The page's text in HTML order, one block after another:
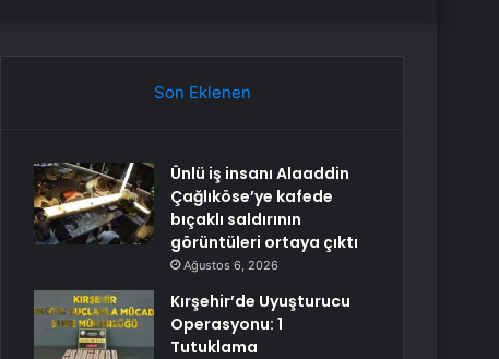
Son Eklenen
Ünlü iş insanı Alaaddin
Çağlıköse’ye kafede
bıçaklı saldırının
görüntüleri ortaya çıktı
Ağustos 6, 2026
Kırşehir’de Uyuşturucu
Operasyonu: 1
Tutuklama